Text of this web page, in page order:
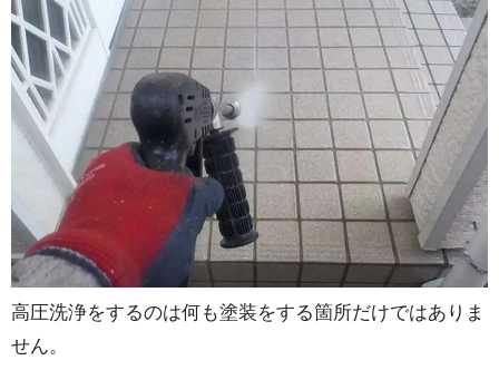
高圧洗浄をするのは何も塗装をする箇所だけではありま
せん。